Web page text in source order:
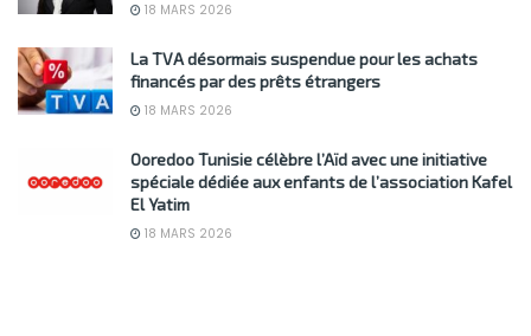
18 MARS 2026
La TVA désormais suspendue pour les achats
financés par des prêts étrangers
18 MARS 2026
Ooredoo Tunisie célèbre l’Aïd avec une initiative
spéciale dédiée aux enfants de l’association Kafel
El Yatim
18 MARS 2026